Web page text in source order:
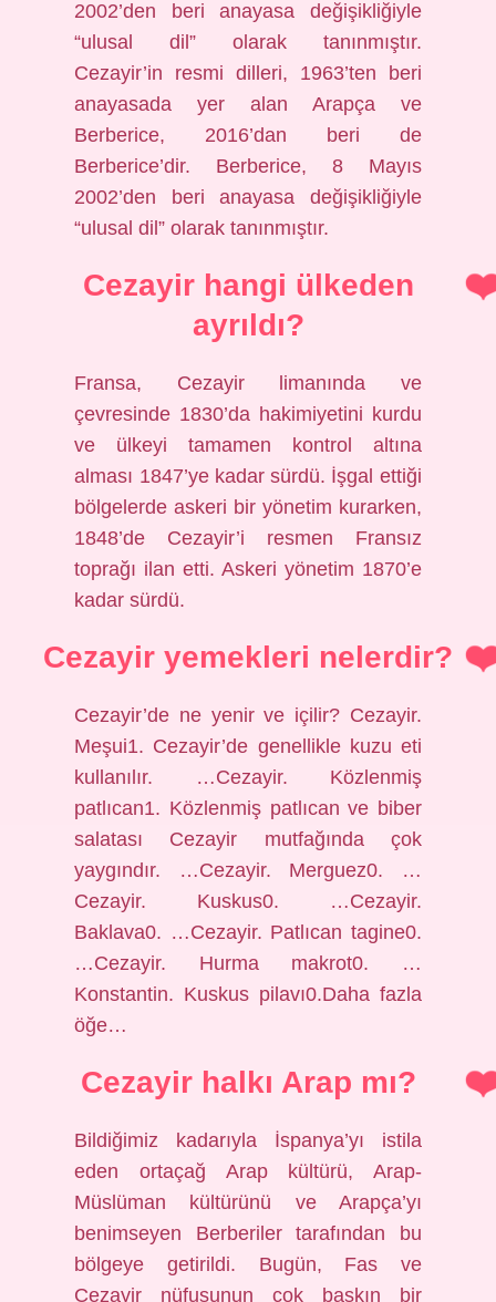
2002’den beri anayasa değişikliğiyle
“ulusal dil” olarak tanınmıştır.
Cezayir’in resmi dilleri, 1963’ten beri
anayasada yer alan Arapça ve
Berberice, 2016’dan beri de
Berberice’dir. Berberice, 8 Mayıs
2002’den beri anayasa değişikliğiyle
“ulusal dil” olarak tanınmıştır.
Cezayir hangi ülkeden
ayrıldı?
Fransa, Cezayir limanında ve
çevresinde 1830’da hakimiyetini kurdu
ve ülkeyi tamamen kontrol altına
alması 1847’ye kadar sürdü. İşgal ettiği
bölgelerde askeri bir yönetim kurarken,
1848’de Cezayir’i resmen Fransız
toprağı ilan etti. Askeri yönetim 1870’e
kadar sürdü.
Cezayir yemekleri nelerdir?
Cezayir’de ne yenir ve içilir? Cezayir.
Meşui1. Cezayir’de genellikle kuzu eti
kullanılır. …Cezayir. Közlenmiş
patlıcan1. Közlenmiş patlıcan ve biber
salatası Cezayir mutfağında çok
yaygındır. …Cezayir. Merguez0. …
Cezayir. Kuskus0. …Cezayir.
Baklava0. …Cezayir. Patlıcan tagine0.
…Cezayir. Hurma makrot0. …
Konstantin. Kuskus pilavı0.Daha fazla
öğe…
Cezayir halkı Arap mı?
Bildiğimiz kadarıyla İspanya’yı istila
eden ortaçağ Arap kültürü, Arap-
Müslüman kültürünü ve Arapça’yı
benimseyen Berberiler tarafından bu
bölgeye getirildi. Bugün, Fas ve
Cezayir nüfusunun çok baskın bir